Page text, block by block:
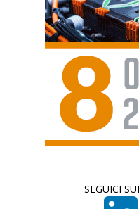
SEGUICI